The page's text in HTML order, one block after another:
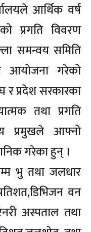
आर्थिक वर्ष
प्रगति विवरण
समन्वय समिति
आयोजना गरेको
र प्रदेश सरकारका
तथा प्रगति
प्रमुखले आफ्नो
गरेका हुन् ।
भु तथा जलधार
वन
अस्पताल तथा